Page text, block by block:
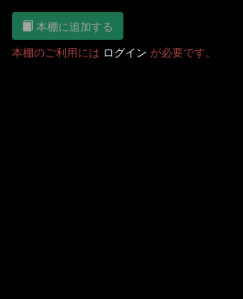
本棚に追加する
本棚のご利用には ログイン が必要です。